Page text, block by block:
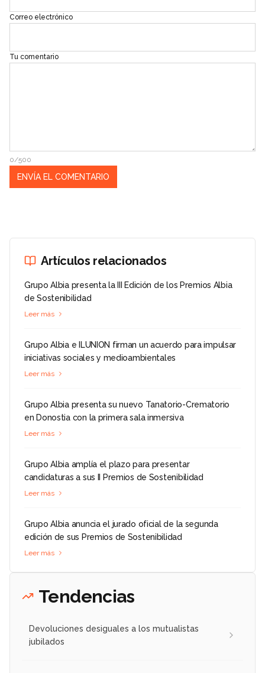
Correo electrónico
Tu comentario
0/500
Artículos relacionados
Grupo Albia presenta la III Edición de los Premios Albia
de Sostenibilidad
Leer más
Grupo Albia e ILUNION firman un acuerdo para impulsar
iniciativas sociales y medioambientales
Leer más
Grupo Albia presenta su nuevo Tanatorio-Crematorio
en Donostia con la primera sala inmersiva
Leer más
Grupo Albia amplía el plazo para presentar
candidaturas a sus II Premios de Sostenibilidad
Leer más
Grupo Albia anuncia el jurado oficial de la segunda
edición de sus Premios de Sostenibilidad
Leer más
Tendencias
Devoluciones desiguales a los mutualistas
jubilados